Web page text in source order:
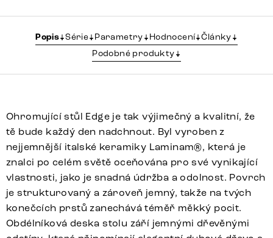
Popis Série Parametry Hodnocení Články
Podobné produkty
Ohromující stůl Edge je tak výjimečný a kvalitní, že
tě bude každý den nadchnout. Byl vyroben z
nejjemnější italské keramiky Laminam®, která je
znalci po celém světě oceňována pro své vynikající
vlastnosti, jako je snadná údržba a odolnost. Povrch
je strukturovaný a zároveň jemný, takže na tvých
konečcích prstů zanechává téměř měkký pocit.
Obdélníková deska stolu září jemnými dřevěnými